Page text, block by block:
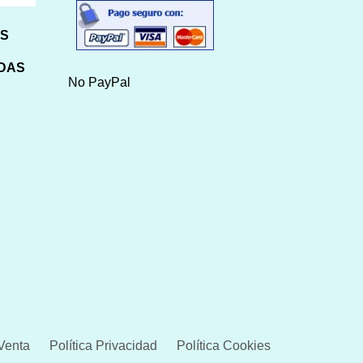
No PayPal
Política Privacidad Política Cookies